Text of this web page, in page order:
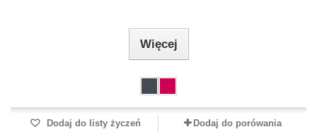
Więcej
Dodaj do listy życzeń Dodaj do porówania